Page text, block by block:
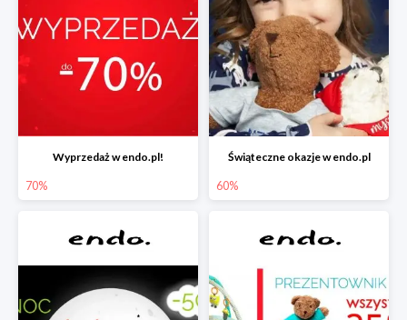
Wyprzedaż w endo.pl!
70%
Świąteczne okazje w endo.pl
60%